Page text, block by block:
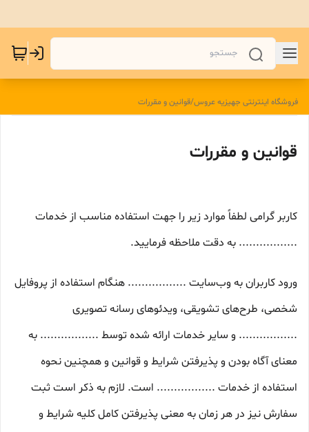
فروشگاه اینترنتی جهیزیه عروس/قوانین و مقررات
قوانین و مقررات
کاربر گرامی لطفاً موارد زیر را جهت استفاده مناسب از خدمات
................. به دقت ملاحظه فرمایید.
ورود کاربران به وب‏‌سایت ................. هنگام استفاده از پروفایل
شخصی، طرح‏‌های تشویقی، ویدئوهای رسانه تصویری
................. و سایر خدمات ارائه شده توسط ................. به
معنای آگاه بودن و پذیرفتن شرایط و قوانین و همچنین نحوه
استفاده از خدمات ................. است. لازم به ذکر است ثبت
سفارش نیز در هر زمان به معنی پذیرفتن کامل کلیه شرایط و